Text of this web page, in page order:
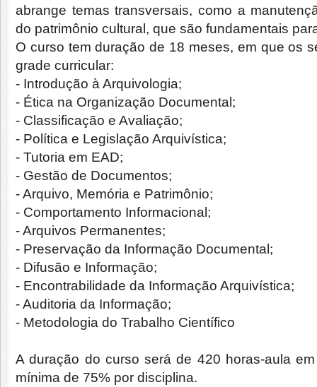
abrange temas transversais, como a
do patrimônio cultural, que são fundamentais
O curso tem duração de 18 meses, em que os
grade curricular:
- Introdução à Arquivologia;
- Ética na Organização Documental;
- Classificação e Avaliação;
- Política e Legislação Arquivística;
- Tutoria em EAD;
- Gestão de Documentos;
- Arquivo, Memória e Patrimônio;
- Comportamento Informacional;
- Arquivos Permanentes;
- Preservação da Informação Documental;
- Difusão e Informação;
- Encontrabilidade da Informação Arquivística;
- Auditoria da Informação;
- Metodologia do Trabalho Científico
A duração do curso será de 420 horas-aula
mínima de 75% por disciplina.